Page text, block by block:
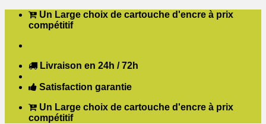
Passer Un Large choix de cartouche d'encre à prix
compétitif
Livraison en 24h / 72h
Satisfaction garantie
Un Large choix de cartouche d'encre à prix
compétitif